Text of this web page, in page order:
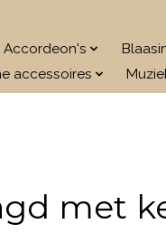
Accordeon's
accessoires
met